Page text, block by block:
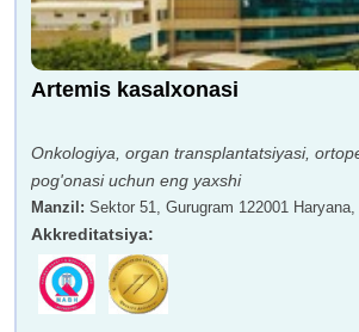
Artemis kasalxonasi
Onkologiya, organ transplantatsiyasi,
pog'onasi uchun eng yaxshi
Manzil : Sektor 51, Gurugram 122001
Akkreditatsiya: